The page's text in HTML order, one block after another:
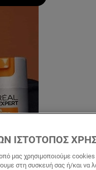
ΙΣΤΟΤΟΠΟΣ
μας χρησιμοποιούμε
στη συσκευή σας ή/και να